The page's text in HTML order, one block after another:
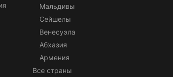
Мальдивы
Сейшелы
Венесуэла
Абхазия
Армения
Все страны